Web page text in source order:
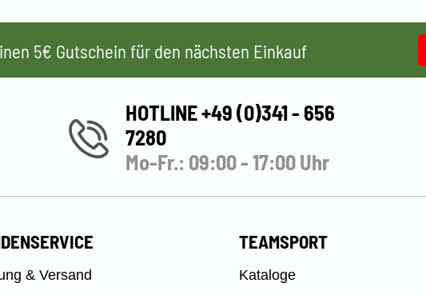
5€ Gutschein für den nächsten Einkauf
HOTLINE +49 (0)341 - 656
7280
Mo-Fr.: 09:00 - 17:00 Uhr
& Versand
TEAMSPORT
Kataloge